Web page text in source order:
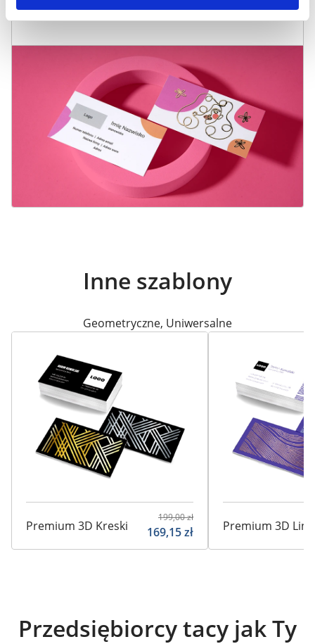
Inne szablony
Geometryczne, Uniwersalne
Premium 3D Kreski
199,00zł
169,15zł Premium 3D
Przedsiębiorcy tacy jak Ty